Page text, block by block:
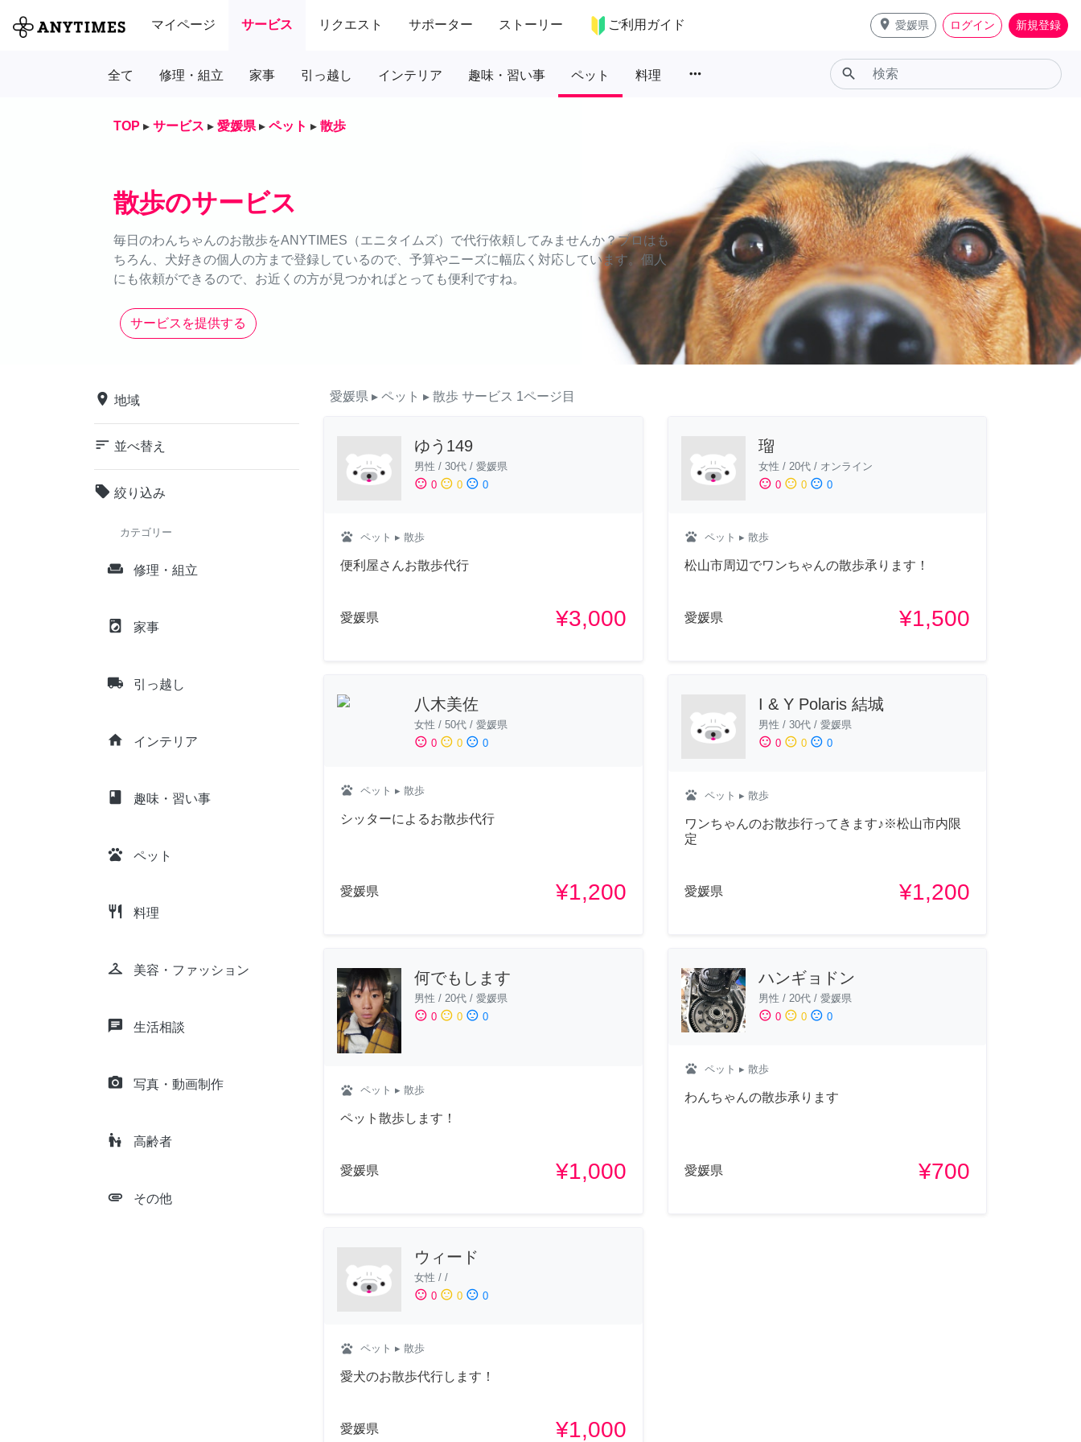
マイページ サービス リクエスト サポーター ストーリー ご利用ガイド place 愛媛県 ログイン 新規登録
全て 修理・組立 家事 引っ越し インテリア 趣味・習い事 ペット 料理 more_horiz search
TOP ▸ サービス ▸ 愛媛県 ▸ ペット ▸ 散歩
散歩のサービス
毎日のわんちゃんのお散歩をANYTIMES（エニタイムズ）で代行依頼してみませんか？プロはも
ちろん、犬好きの個人の方まで登録しているので、予算やニーズに幅広く対応しています。個人
にも依頼ができるので、お近くの方が見つかればとっても便利ですね。
サービスを提供する
place 地域
sort 並べ替え
local_offer 絞り込み
カテゴリー
weekend 修理・組立
local_laundry_service 家事
local_shipping 引っ越し
home インテリア
class 趣味・習い事
pets ペット
restaurant 料理
checkroom 美容・ファッション
chat 生活相談
camera_alt 写真・動画制作
escalator_warning 高齢者
attachment その他
愛媛県 ▸ ペット ▸ 散歩 サービス 1ページ目
ゆう149
男性 / 30代 / 愛媛県
sentiment_satisfied 0 sentiment_neutral 0 sentiment_dissatisfied 0
pets ペット ▸ 散歩
便利屋さんお散歩代行
愛媛県 ¥3,000
瑠
女性 / 20代/ オンライン
sentiment_satisfied 0 sentiment_neutral 0 sentiment_dissatisfied 0
pets ペット ▸ 散歩
松山市周辺でワンちゃんの散歩承ります！
愛媛県 ¥1,500
八木美佐
女性 / 50代 / 愛媛県
sentiment_satisfied 0 sentiment_neutral 0 sentiment_dissatisfied 0
pets ペット ▸ 散歩
シッターによるお散歩代行
愛媛県 ¥1,200
I & Y Polaris 結城
男性 / 30代/ 愛媛県
sentiment_satisfied 0 sentiment_neutral 0 sentiment_dissatisfied 0
pets ペット ▸ 散歩
ワンちゃんのお散歩行ってきます♪※松山市内限
定
愛媛県 ¥1,200
何でもします
男性 / 20代 / 愛媛県
sentiment_satisfied 0 sentiment_neutral 0 sentiment_dissatisfied 0
pets ペット ▸ 散歩
ペット散歩します！
愛媛県 ¥1,000
ハンギョドン
男性 / 20代/ 愛媛県
sentiment_satisfied 0 sentiment_neutral 0 sentiment_dissatisfied 0
pets ペット ▸ 散歩
わんちゃんの散歩承ります
愛媛県 ¥700
ウィード
女性 / /
sentiment_satisfied 0 sentiment_neutral 0 sentiment_dissatisfied 0
pets ペット ▸ 散歩
愛犬のお散歩代行します！
愛媛県 ¥1,000